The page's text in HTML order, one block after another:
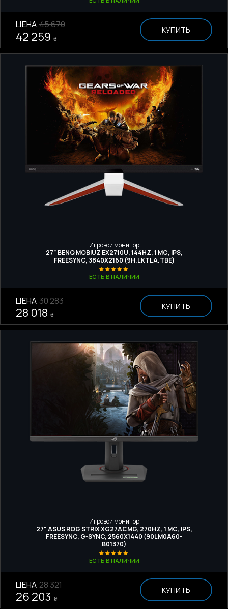
ЦЕНА 45 670
42 259 ₴
КУПИТЬ
Игровой монитор
27" BENQ MOBIUZ EX2710U, 144HZ, 1 МС, IPS,
FREESYNC, 3840Х2160 (9H.LKTLA.TBE)
ЕСТЬ В НАЛИЧИИ
ЦЕНА 30 283
28 018 ₴
КУПИТЬ
Игровой монитор
27" ASUS ROG STRIX XG27ACMG, 270HZ, 1 МС, IPS,
FREESYNC, G-SYNC, 2560X1440 (90LM0A60-
B01370)
ЕСТЬ В НАЛИЧИИ
ЦЕНА 28 321
26 203 ₴
КУПИТЬ